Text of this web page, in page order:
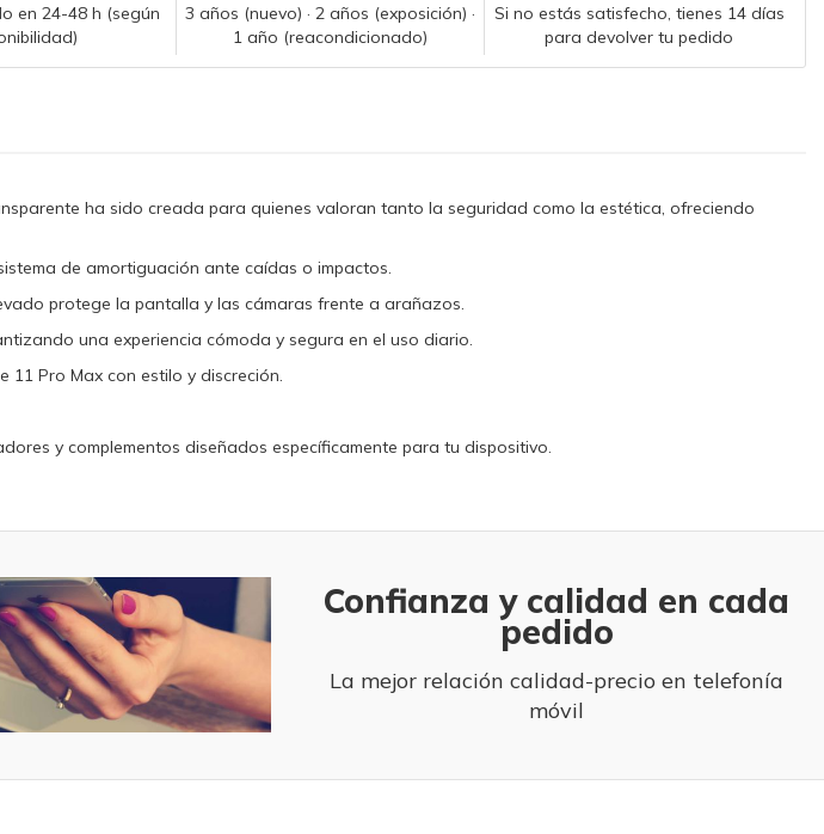
en 24-48 h (según
3 años (nuevo) · 2 años (exposición) ·
1 año (reacondicionado)
Si no estás satisfecho, tienes 14 días
para devolver tu pedido
ha sido creada para quienes valoran tanto la seguridad como la estética, ofreciendo
de amortiguación ante caídas o impactos.
protege la pantalla y las cámaras frente a arañazos.
una experiencia cómoda y segura en el uso diario.
Pro Max con estilo y discreción.
y complementos diseñados específicamente para tu dispositivo.
Confianza y calidad en cada
pedido
La mejor relación calidad-precio en telefonía
móvil